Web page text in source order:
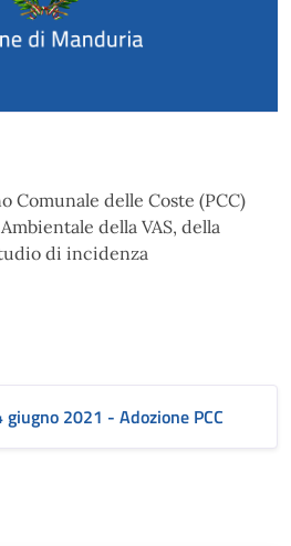
Comunale delle Coste (PCC)
della VAS, della
di incidenza
giugno 2021 - Adozione PCC